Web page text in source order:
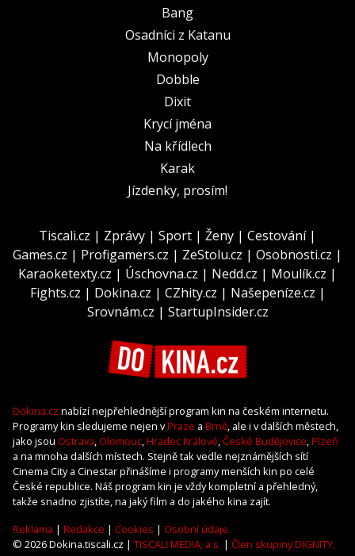
Bang
Osadníci z Katanu
Monopoly
Dobble
Dixit
Krycí jména
Na křídlech
Karak
Jízdenky, prosím!
Tiscali.cz | Zprávy | Sport | Ženy | Cestování|
Games.cz | Profigamers.cz | ZeStolu.cz | Osobnosti.cz |
Karaoketexty.cz | Úschovna.cz | Nedd.cz | Moulík.cz |
Fights.cz | Dokina.cz | CZhity.cz | Našepeníze.cz |
Srovnám.cz | StartupInsider.cz
Dokina.cz nabízí nejpřehlednější program kin na českém internetu.
Programy kin sledujeme nejen vPraze a Brně, ale i v dalších městech,
jako jsou Ostrava, Olomouc,Hradec Králové,České Budějovice,Plzeň
a na mnoha dalších místech. Stejně tak vedle nejznámějších sítí
Cinema City a Cinestar přinášíme i programy menších kin po celé
České republice. Náš program kin je vždy kompletní a přehledný,
takže snadno zjistíte, na jaký film a do jakého kina zajít.
Reklama | Redakce | Cookies | Osobní údaje
© 2026 Dokina.tiscali.cz | TISCALI MEDIA, a.s. | Člen skupiny DIGNITY,